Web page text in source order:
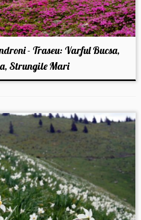
- Traseu: Varful Bucsa,
Strungile Mari